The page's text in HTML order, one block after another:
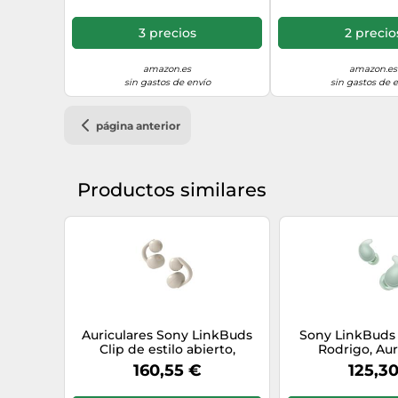
Hi-Res Audio, Sonido
Ambiente, 21 h autonomía,
conexión multipunto, iOS y
3 precios
amazon.es
sin gastos de envío
día, IPX4, Hi-
Ambient Sound
autonomía,
Violeta
2
amazon.es
sin gastos de
página anterior
Productos similares
Auriculares Sony LinkBuds
Clip de estilo abierto,
cómodo diseño con clip, 3
modos de escucha, IPX4,
160,55 €
Sony
Rodrigo,
Bluetooth
Cancelling,